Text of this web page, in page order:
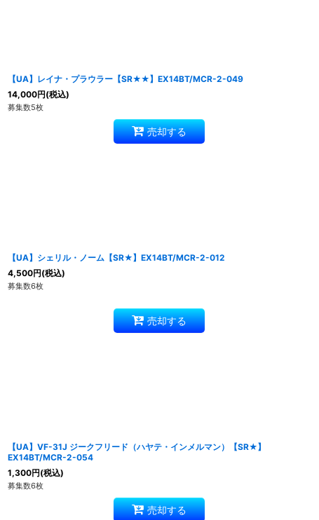
【UA】レイナ・プラウラー【SR★★】EX14BT/MCR-2-049
14,000円(税込)
募集数5枚
売却する
【UA】シェリル・ノーム【SR★】EX14BT/MCR-2-012
4,500円(税込)
募集数6枚
売却する
【UA】VF-31J ジークフリード（ハヤテ・インメルマン）【SR★】
EX14BT/MCR-2-054
1,300円(税込)
募集数6枚
売却する